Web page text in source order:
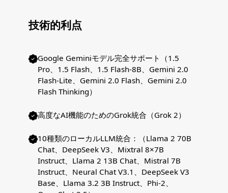
技術的利点
Google Geminiモデル完全サポート（1.5
Pro、1.5 Flash、1.5 Flash-8B、Gemini 2.0
Flash-Lite、Gemini 2.0 Flash、Gemini 2.0
Flash Thinking）
高度なAI機能のためのGrok統合（Grok 2）
10種類のローカルLLM統合：（Llama 2 70B
Chat、DeepSeek V3、Mixtral 8×7B
Instruct、Llama 2 13B Chat、Mistral 7B
Instruct、Neural Chat V3.1、DeepSeek V3
Base、Llama 3.2 3B Instruct、Phi-2、